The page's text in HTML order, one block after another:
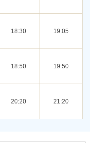
18:30 19:05
18:50 19:50
20:20 21:20